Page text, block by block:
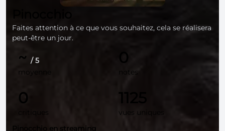
Faites attention à ce que vous souhaitez, cela se réalisera
peut-être un jour.
~ / 5
moyenne
0
notes
0
critiques
1125
vues uniques
Pinocchio en streaming